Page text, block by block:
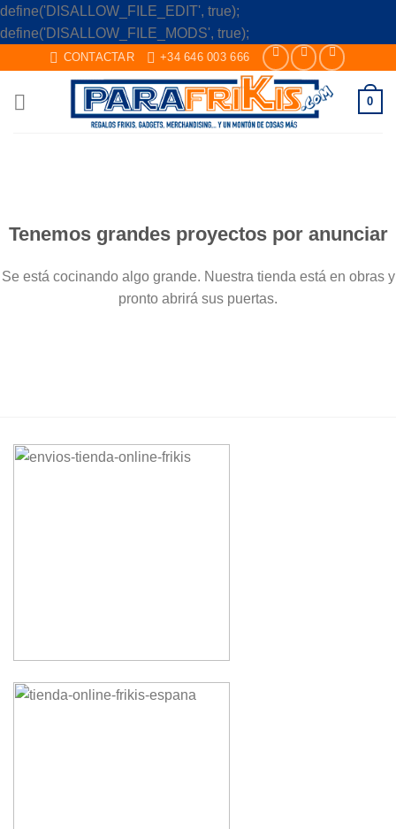
define('DISALLOW_FILE_EDIT', true);
define('DISALLOW_FILE_MODS', true);
to
content
CONTACTAR +34 646 003 666
0
Tenemos grandes proyectos por anunciar
Se está cocinando algo grande. Nuestra tienda está en obras y
pronto abrirá sus puertas.